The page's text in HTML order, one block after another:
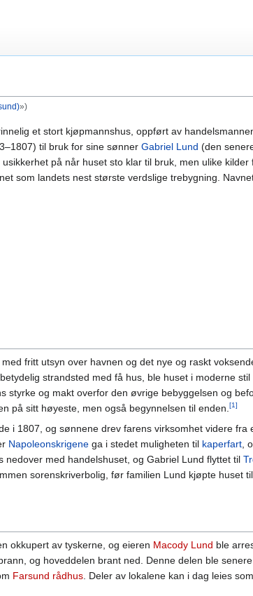
»)
et stort kjøpmannshus, oppført av
til bruk for sine sønner Gabriel Lund (den
usikkerhet på når huset sto klar til bruk, men ulike kilder
som landets nest største verdslige trebygning.
fritt utsyn over havnen og det nye og raskt
strandsted med få hus, ble huset i moderne stil
styrke og makt overfor den øvrige bebyggelsen og
på sitt høyeste, men også begynnelsen til enden. [1]
i 1807, og sønnene drev farens virksomhet videre fra
Napoleonskrigene ga i stedet muligheten til kaperfart ,
nedover med handelshuset, og Gabriel Lund flyttet til
sorenskriverbolig, før familien Lund kjøpte huset
okkupert av tyskerne, og eieren Macody Lund ble
og hoveddelen brant ned. Denne delen ble
Farsund rådhus . Deler av lokalene kan i dag leies